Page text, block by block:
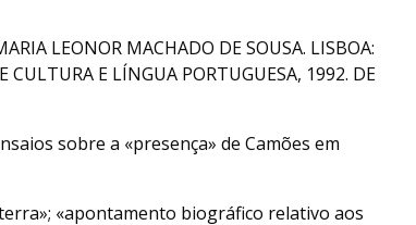
LEONOR MACHADO DE SOUSA. LISBOA:
CULTURA E LÍNGUA PORTUGUESA, 1992. DE
sobre a «presença» de Camões em
«apontamento biográfico relativo aos